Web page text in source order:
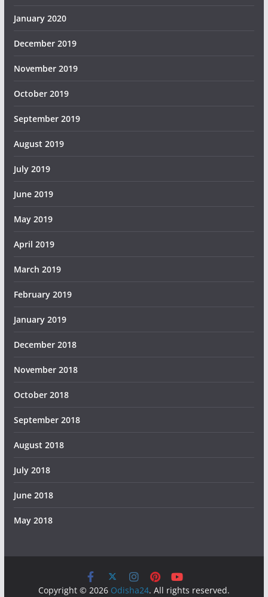
January 2020
December 2019
November 2019
October 2019
September 2019
August 2019
July 2019
June 2019
May 2019
April 2019
March 2019
February 2019
January 2019
December 2018
November 2018
October 2018
September 2018
August 2018
July 2018
June 2018
May 2018
Copyright © 2026 Odisha24. All rights reserved.